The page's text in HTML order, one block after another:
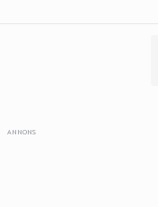
ANNONS